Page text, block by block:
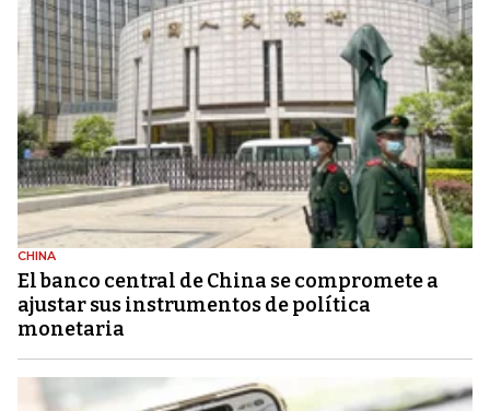
CHINA
El banco central de China se compromete a
ajustar sus instrumentos de política
monetaria